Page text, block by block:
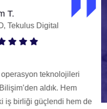
Digital
teknolojileri
aldık. Hem
güçlendi hem de